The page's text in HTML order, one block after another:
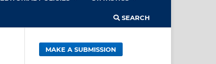
SEARCH
MAKE A SUBMISSION